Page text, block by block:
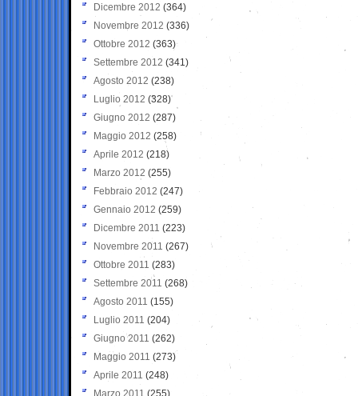
Dicembre 2012 (364)
Novembre 2012 (336)
Ottobre 2012 (363)
Settembre 2012 (341)
Agosto 2012 (238)
Luglio 2012 (328)
Giugno 2012 (287)
Maggio 2012 (258)
Aprile 2012 (218)
Marzo 2012 (255)
Febbraio 2012 (247)
Gennaio 2012 (259)
Dicembre 2011 (223)
Novembre 2011 (267)
Ottobre 2011 (283)
Settembre 2011 (268)
Agosto 2011 (155)
Luglio 2011 (204)
Giugno 2011 (262)
Maggio 2011 (273)
Aprile 2011 (248)
Marzo 2011 (255)